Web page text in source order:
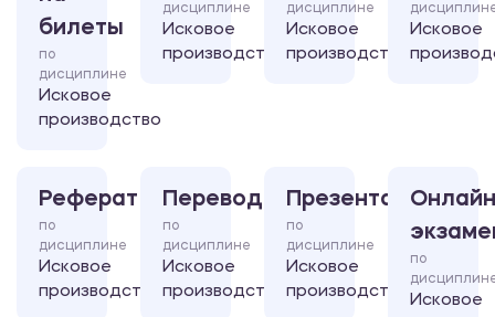
билеты
по
дисциплине
Исковое
производство
дисциплине
Исковое
производство
дисциплине
Исковое
производство
Исковое
Реферат
по
дисциплине
Исковое
производство
Перевод
по
дисциплине
Исковое
производство
Презентация
по
дисциплине
Исковое
производство
по
Исковое